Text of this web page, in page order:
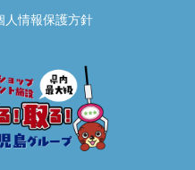
人情報保護方針